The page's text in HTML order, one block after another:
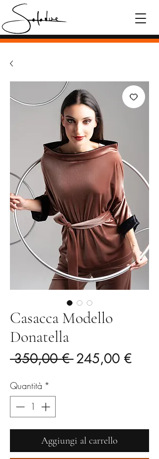
Casacca Modello
Donatella
350,00 € Prezzo
245,00 €Prezzo
Quantità *
Aggiungi al carrello